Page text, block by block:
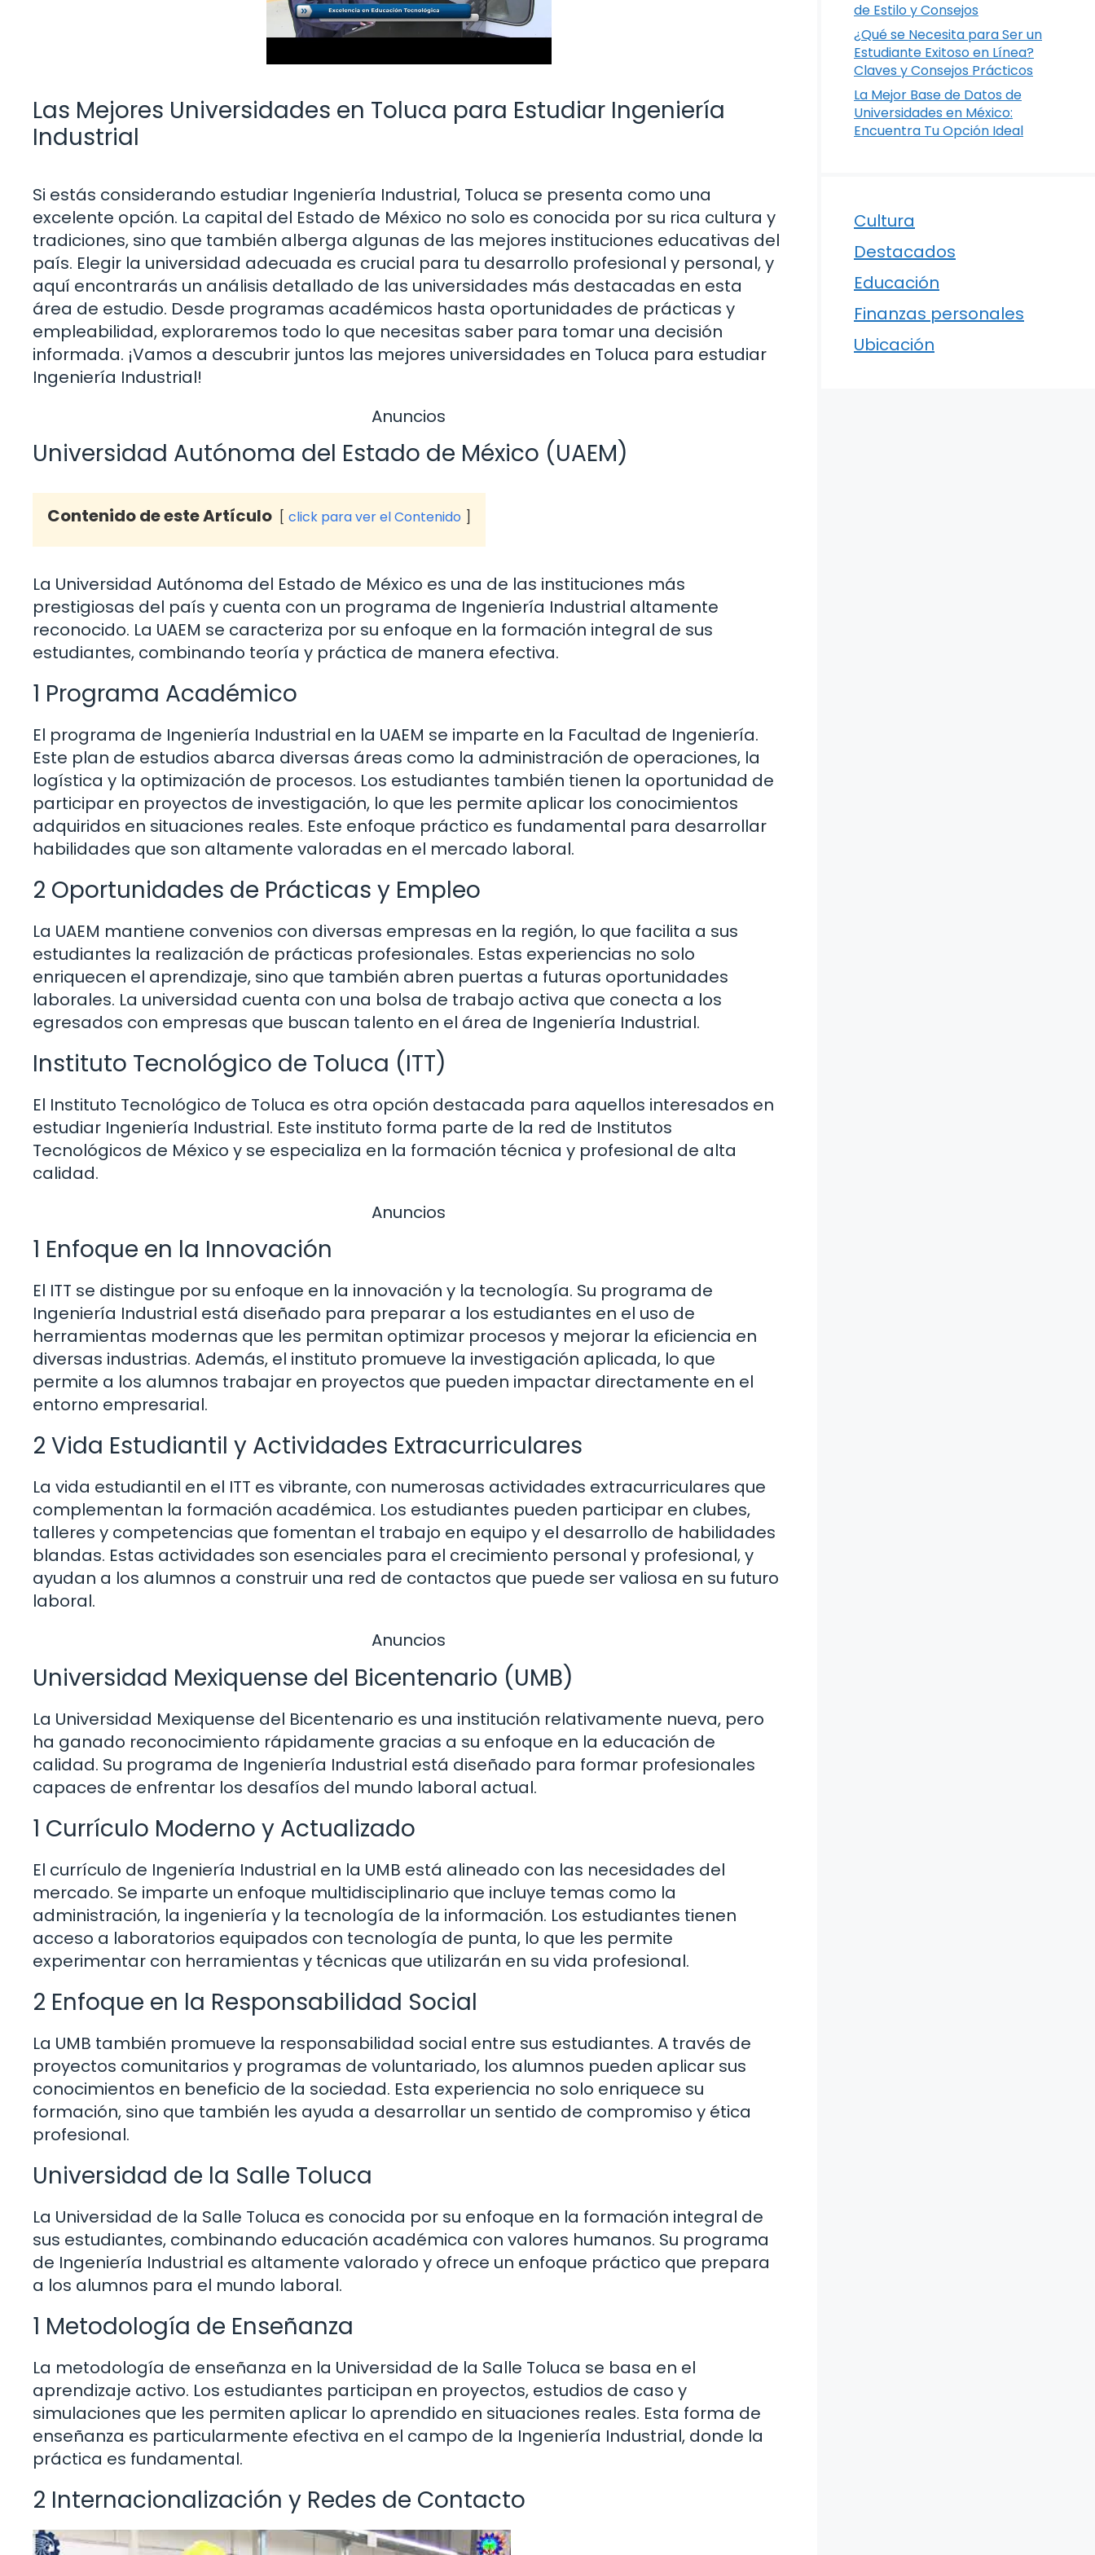
Las Mejores Universidades en Toluca para Estudiar Ingeniería
Industrial
Si estás considerando estudiar Ingeniería Industrial, Toluca se presenta como una
excelente opción. La capital del Estado de México no solo es conocida por su rica cultura y
tradiciones, sino que también alberga algunas de las mejores instituciones educativas del
país. Elegir la universidad adecuada es crucial para tu desarrollo profesional y personal, y
aquí encontrarás un análisis detallado de las universidades más destacadas en esta
área de estudio. Desde programas académicos hasta oportunidades de prácticas y
empleabilidad, exploraremos todo lo que necesitas saber para tomar una decisión
informada. ¡Vamos a descubrir juntos las mejores universidades en Toluca para estudiar
Ingeniería Industrial!
Anuncios
Universidad Autónoma del Estado de México (UAEM)
Contenido de este Artículo click para ver el Contenido
La Universidad Autónoma del Estado de México es una de las instituciones más
prestigiosas del país y cuenta con un programa de Ingeniería Industrial altamente
reconocido. La UAEM se caracteriza por su enfoque en la formación integral de sus
estudiantes, combinando teoría y práctica de manera efectiva.
1 Programa Académico
El programa de Ingeniería Industrial en la UAEM se imparte en la Facultad de Ingeniería.
Este plan de estudios abarca diversas áreas como la administración de operaciones, la
logística y la optimización de procesos. Los estudiantes también tienen la oportunidad de
participar en proyectos de investigación, lo que les permite aplicar los conocimientos
adquiridos en situaciones reales. Este enfoque práctico es fundamental para desarrollar
habilidades que son altamente valoradas en el mercado laboral.
2 Oportunidades de Prácticas y Empleo
La UAEM mantiene convenios con diversas empresas en la región, lo que facilita a sus
estudiantes la realización de prácticas profesionales. Estas experiencias no solo
enriquecen el aprendizaje, sino que también abren puertas a futuras oportunidades
laborales. La universidad cuenta con una bolsa de trabajo activa que conecta a los
egresados con empresas que buscan talento en el área de Ingeniería Industrial.
Instituto Tecnológico de Toluca (ITT)
El Instituto Tecnológico de Toluca es otra opción destacada para aquellos interesados en
estudiar Ingeniería Industrial. Este instituto forma parte de la red de Institutos
Tecnológicos de México y se especializa en la formación técnica y profesional de alta
calidad.
Anuncios
1 Enfoque en la Innovación
El ITT se distingue por su enfoque en la innovación y la tecnología. Su programa de
Ingeniería Industrial está diseñado para preparar a los estudiantes en el uso de
herramientas modernas que les permitan optimizar procesos y mejorar la eficiencia en
diversas industrias. Además, el instituto promueve la investigación aplicada, lo que
permite a los alumnos trabajar en proyectos que pueden impactar directamente en el
entorno empresarial.
2 Vida Estudiantil y Actividades Extracurriculares
La vida estudiantil en el ITT es vibrante, con numerosas actividades extracurriculares que
complementan la formación académica. Los estudiantes pueden participar en clubes,
talleres y competencias que fomentan el trabajo en equipo y el desarrollo de habilidades
blandas. Estas actividades son esenciales para el crecimiento personal y profesional, y
ayudan a los alumnos a construir una red de contactos que puede ser valiosa en su futuro
laboral.
Anuncios
Universidad Mexiquense del Bicentenario (UMB)
La Universidad Mexiquense del Bicentenario es una institución relativamente nueva, pero
ha ganado reconocimiento rápidamente gracias a su enfoque en la educación de
calidad. Su programa de Ingeniería Industrial está diseñado para formar profesionales
capaces de enfrentar los desafíos del mundo laboral actual.
1 Currículo Moderno y Actualizado
El currículo de Ingeniería Industrial en la UMB está alineado con las necesidades del
mercado. Se imparte un enfoque multidisciplinario que incluye temas como la
administración, la ingeniería y la tecnología de la información. Los estudiantes tienen
acceso a laboratorios equipados con tecnología de punta, lo que les permite
experimentar con herramientas y técnicas que utilizarán en su vida profesional.
2 Enfoque en la Responsabilidad Social
La UMB también promueve la responsabilidad social entre sus estudiantes. A través de
proyectos comunitarios y programas de voluntariado, los alumnos pueden aplicar sus
conocimientos en beneficio de la sociedad. Esta experiencia no solo enriquece su
formación, sino que también les ayuda a desarrollar un sentido de compromiso y ética
profesional.
Universidad de la Salle Toluca
La Universidad de la Salle Toluca es conocida por su enfoque en la formación integral de
sus estudiantes, combinando educación académica con valores humanos. Su programa
de Ingeniería Industrial es altamente valorado y ofrece un enfoque práctico que prepara
a los alumnos para el mundo laboral.
1 Metodología de Enseñanza
La metodología de enseñanza en la Universidad de la Salle Toluca se basa en el
aprendizaje activo. Los estudiantes participan en proyectos, estudios de caso y
simulaciones que les permiten aplicar lo aprendido en situaciones reales. Esta forma de
enseñanza es particularmente efectiva en el campo de la Ingeniería Industrial, donde la
práctica es fundamental.
2 Internacionalización y Redes de Contacto
de Estilo y Consejos
¿Qué se Necesita para Ser un
Estudiante Exitoso en Línea?
Claves y Consejos Prácticos
La Mejor Base de Datos de
Universidades en México:
Encuentra Tu Opción Ideal
Cultura
Destacados
Educación
Finanzas personales
Ubicación